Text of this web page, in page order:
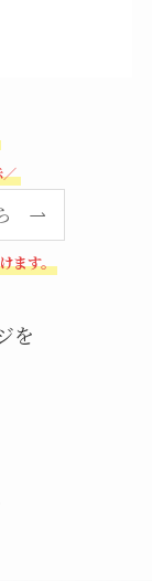
／
ます。
を